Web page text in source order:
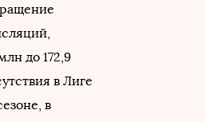
до 172,9
в Лиге
в